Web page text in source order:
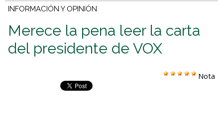
INFORMACIÓN Y OPINIÓN
Merece la pena leer la carta
del presidente de VOX
Nota